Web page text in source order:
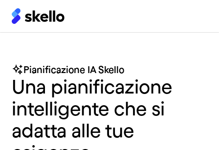
Pianificazione IA Skello
Una pianificazione
intelligente che si
adatta alle tue